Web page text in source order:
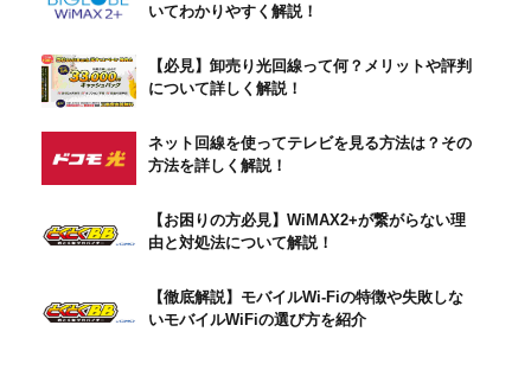
いてわかりやすく解説！
【必見】卸売り光回線って何？メリットや評判
について詳しく解説！
ネット回線を使ってテレビを見る方法は？その
方法を詳しく解説！
【お困りの方必見】WiMAX2+が繋がらない理
由と対処法について解説！
【徹底解説】モバイルWi-Fiの特徴や失敗しな
いモバイルWiFiの選び方を紹介